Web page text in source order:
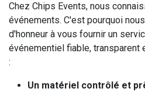
Chez Chips Events, nous
événements. C'est pourquoi
d'honneur à vous fournir un
événementiel fiable, transparent
:
Un matériel contrôlé et